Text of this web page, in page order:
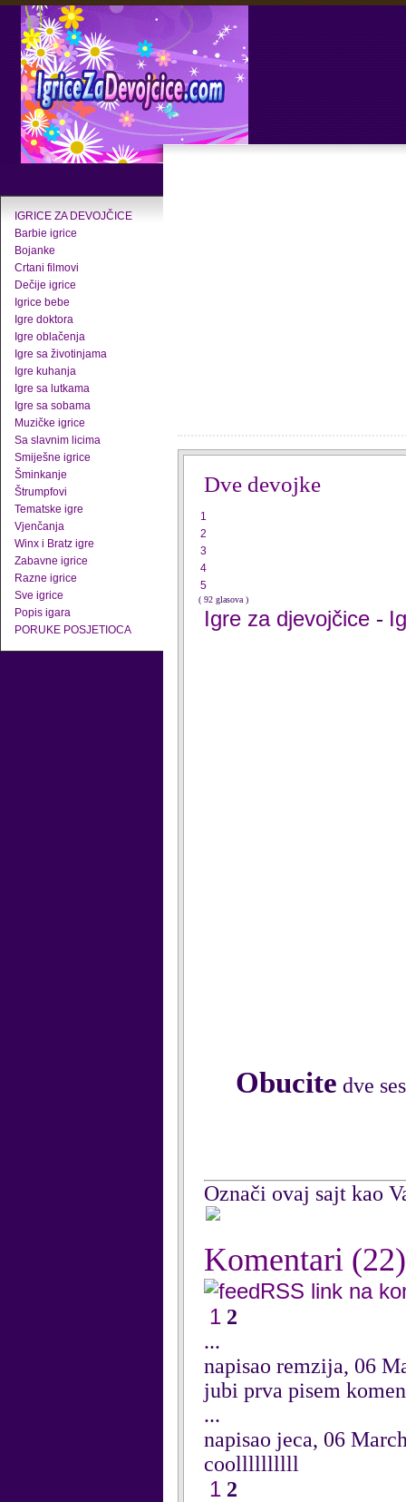
IGRICE ZA DEVOJČICE
Barbie igrice
Bojanke
Crtani filmovi
Dečije igrice
Igrice bebe
Igre doktora
Igre oblačenja
Igre sa životinjama
Igre kuhanja
Igre sa lutkama
Igre sa sobama
Muzičke igrice
Sa slavnim licima
Smiješne igrice
Šminkanje
Štrumpfovi
Tematske igre
Vjenčanja
Winx i Bratz igre
Zabavne igrice
Razne igrice
Sve igrice
Popis igara
PORUKE POSJETIOCA
Dve devojke
1
2
3
4
5
( 92 glasova )
Igre za djevojčice -
Obucite dve
Označi ovaj sajt kao
Komentari (22)
RSS link na
1 2
...
napisao remzija, 06
jubi prva pisem
...
napisao jeca, 06
coollllllllll
1 2